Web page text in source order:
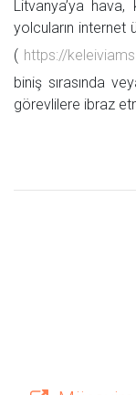
Litvanya’ya
yolcuların internet
( https://
biniş sırasında
görevlilere ibraz